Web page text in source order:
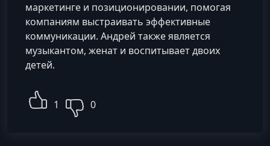
маркетинге и позиционировании, помогая
компаниям выстраивать эффективные
коммуникации. Андрей также является
музыкантом, женат и воспитывает двоих
детей.​
1 0